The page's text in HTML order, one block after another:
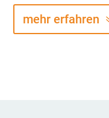
mehr erfahren